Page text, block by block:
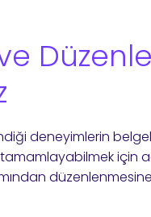
deneyimlerin
için
düzenlenmesine